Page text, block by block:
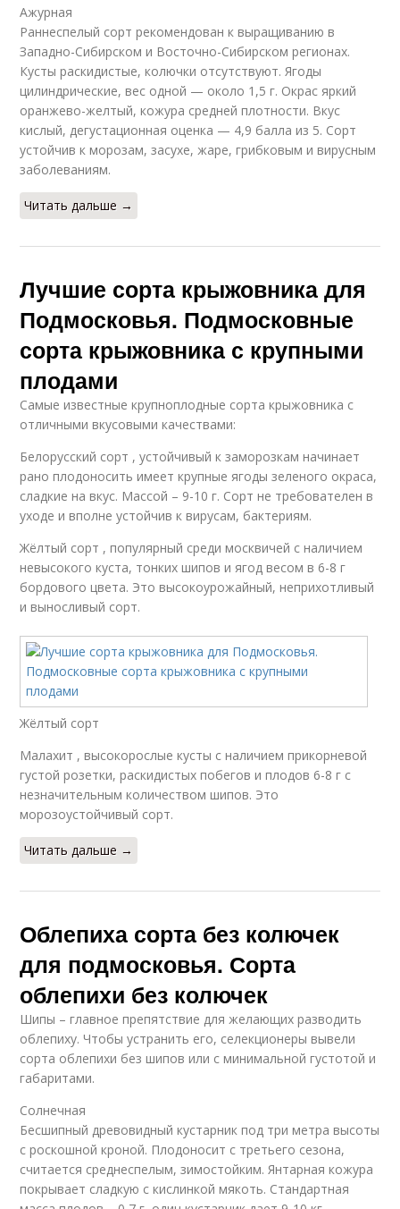
Ажурная
Раннеспелый сорт рекомендован к выращиванию в
Западно-Сибирском и Восточно-Сибирском регионах.
Кусты раскидистые, колючки отсутствуют. Ягоды
цилиндрические, вес одной — около 1,5 г. Окрас яркий
оранжево-желтый, кожура средней плотности. Вкус
кислый, дегустационная оценка — 4,9 балла из 5. Сорт
устойчив к морозам, засухе, жаре, грибковым и вирусным
заболеваниям.
Читать дальше →
Лучшие сорта крыжовника для
Подмосковья. Подмосковные
сорта крыжовника с крупными
плодами
Самые известные крупноплодные сорта крыжовника с
отличными вкусовыми качествами:
Белорусский сорт , устойчивый к заморозкам начинает
рано плодоносить имеет крупные ягоды зеленого окраса,
сладкие на вкус. Массой – 9-10 г. Сорт не требователен в
уходе и вполне устойчив к вирусам, бактериям.
Жёлтый сорт , популярный среди москвичей с наличием
невысокого куста, тонких шипов и ягод весом в 6-8 г
бордового цвета. Это высокоурожайный, неприхотливый
и выносливый сорт.
Жёлтый сорт
Малахит , высокорослые кусты с наличием прикорневой
густой розетки, раскидистых побегов и плодов 6-8 г с
незначительным количеством шипов. Это
морозоустойчивый сорт.
Читать дальше →
Облепиха сорта без колючек
для подмосковья. Сорта
облепихи без колючек
Шипы – главное препятствие для желающих разводить
облепиху. Чтобы устранить его, селекционеры вывели
сорта облепихи без шипов или с минимальной густотой и
габаритами.
Солнечная
Бесшипный древовидный кустарник под три метра высоты
с роскошной кроной. Плодоносит с третьего сезона,
считается среднеспелым, зимостойким. Янтарная кожура
покрывает сладкую с кислинкой мякоть. Стандартная